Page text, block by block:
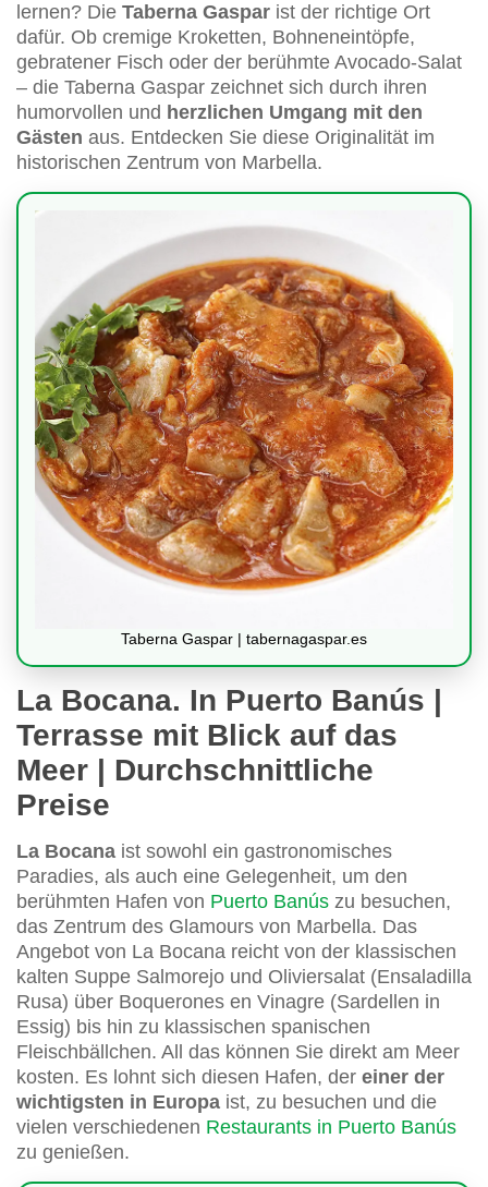
lernen? Die Taberna Gaspar ist der richtige Ort
dafür. Ob cremige Kroketten, Bohneneintöpfe,
gebratener Fisch oder der berühmte Avocado-Salat
– die Taberna Gaspar zeichnet sich durch ihren
humorvollen und herzlichen Umgang mit den
Gästen aus. Entdecken Sie diese Originalität im
historischen Zentrum von Marbella.
Taberna Gaspar | tabernagaspar.es
La Bocana. In Puerto Banús |
Terrasse mit Blick auf das
Meer | Durchschnittliche
Preise
La Bocana ist sowohl ein gastronomisches
Paradies, als auch eine Gelegenheit, um den
berühmten Hafen von Puerto Banús zu besuchen,
das Zentrum des Glamours von Marbella. Das
Angebot von La Bocana reicht von der klassischen
kalten Suppe Salmorejo und Oliviersalat (Ensaladilla
Rusa) über Boquerones en Vinagre (Sardellen in
Essig) bis hin zu klassischen spanischen
Fleischbällchen. All das können Sie direkt am Meer
kosten. Es lohnt sich diesen Hafen, der einer der
wichtigsten in Europa ist, zu besuchen und die
vielen verschiedenen Restaurants in Puerto Banús
zu genießen.